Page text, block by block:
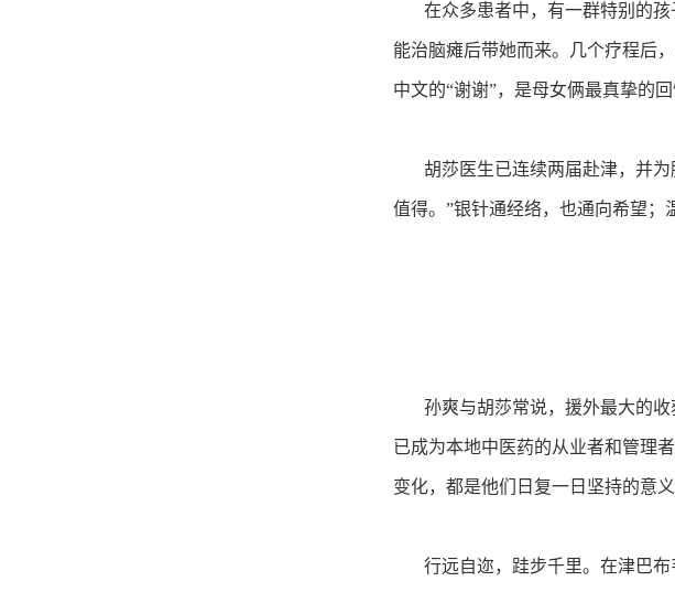
在众多患者中，有一群特别的孩
能治脑瘫后带她而来。几个疗程后
中文的“谢谢”，是母女俩最真挚的回
胡莎医生已连续两届赴津，并为
值得。”银针通经络，也通向希望；
孙爽与胡莎常说，援外最大的收
已成为本地中医药的从业者和管理
变化，都是他们日复一日坚持的意义
行远自迩，跬步千里。在津巴布